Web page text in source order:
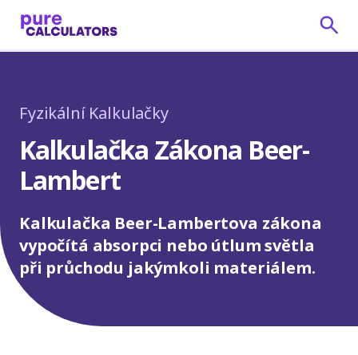
Fyzikální Kalkulačky
Kalkulačka Zákona Beer-
Lambert
Kalkulačka Beer-Lambertova zákona
vypočítá absorpci nebo útlum světla
při průchodu jakýmkoli materiálem.